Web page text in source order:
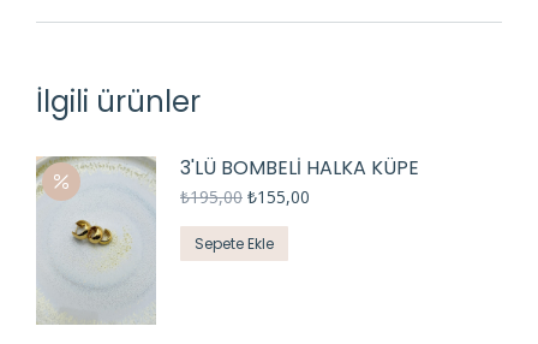
İlgili ürünler
3'LÜ BOMBELİ HALKA KÜPE
₺195,00 ₺155,00
Sepete Ekle